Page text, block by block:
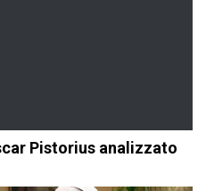
Pistorius analizzato